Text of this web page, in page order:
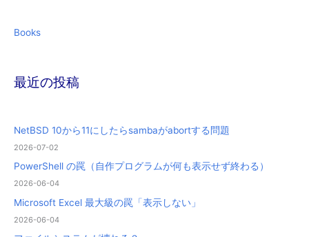
Books
最近の投稿
NetBSD 10から11にしたらsambaがabortする問題
2026-07-02
PowerShell の罠（自作プログラムが何も表示せず終わる）
2026-06-04
Microsoft Excel 最大級の罠「表示しない」
2026-06-04